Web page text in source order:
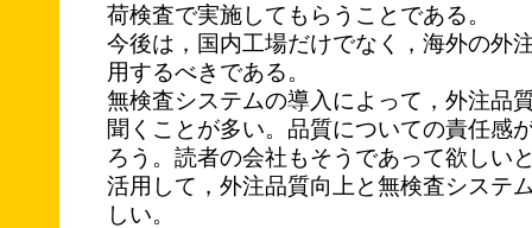
荷検査で実施してもらうことである。
今後は，国内工場だけでなく，海外の外
用するべきである。
無検査システムの導入によって，外注品
聞くことが多い。品質についての責任感
ろう。読者の会社もそうであって欲しい
活用して，外注品質向上と無検査システ
しい。